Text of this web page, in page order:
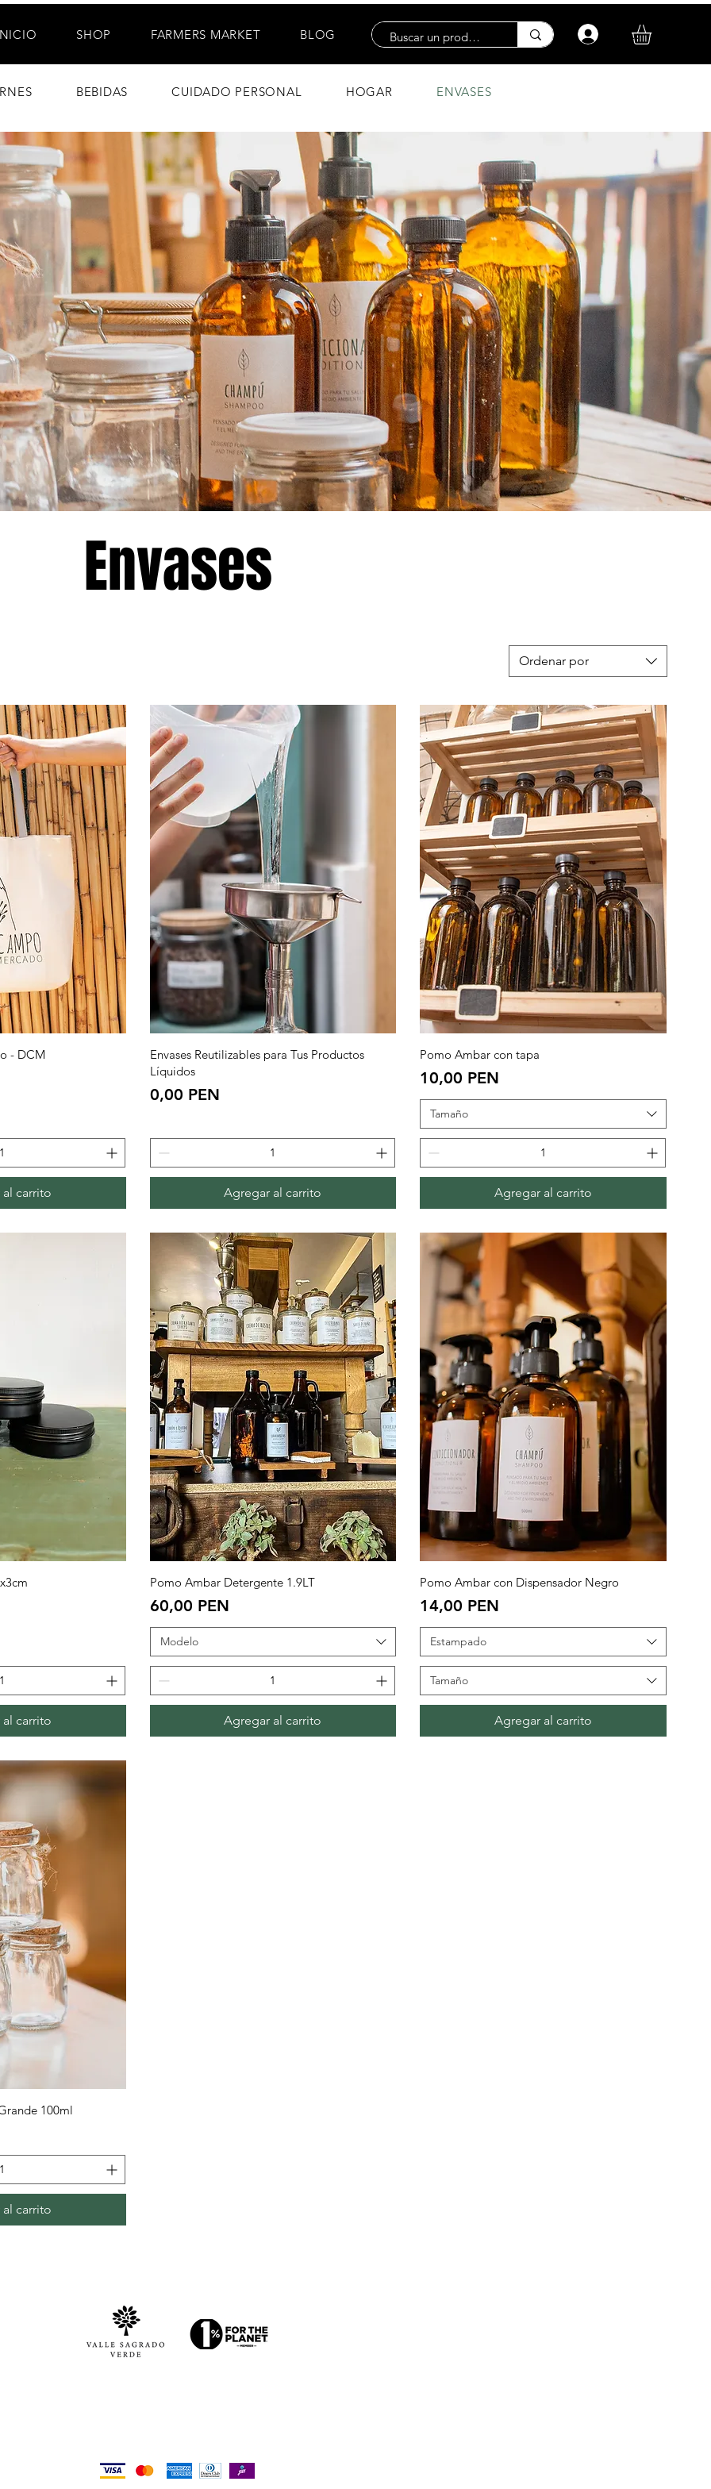
SHOP FARMERS MARKET BLOG Iniciar sesión
BEBIDAS CUIDADO PERSONAL HOGAR ENVASES
Envases
Ordenar por
- DCM
carrito
Vista rápida
Envases Reutilizables para Tus Productos
Líquidos
Precio
0,00 PEN
Agregar al carrito
Vista rápida
Pomo Ambar con tapa
Precio
10,00 PEN
Tamaño
Agregar al carrito
carrito
Vista rápida
Pomo Ambar Detergente 1.9LT
Precio
60,00 PEN
Modelo
Agregar al carrito
Vista rápida
Pomo Ambar con Dispensador Negro
Precio
14,00 PEN
Estampado
Tamaño
Agregar al carrito
100ml
carrito